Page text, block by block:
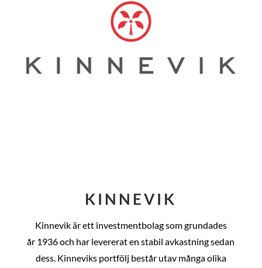
KINNEVIK
Kinnevik är ett investmentbolag som grundades
år 1936 och har levererat en stabil avkastning sedan
dess. Kinneviks portfölj består utav många olika